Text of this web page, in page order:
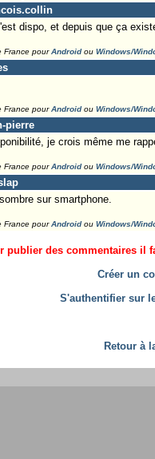
dispo, et depuis que ça
France pourAndroidou Windows/
France pourAndroidou Windows/
pierre
je crois même me
France pourAndroidou Windows/
sur smartphone.
France pourAndroidou Windows/
publier des commentaires il
Créer un
S'authentifier sur
Retour à